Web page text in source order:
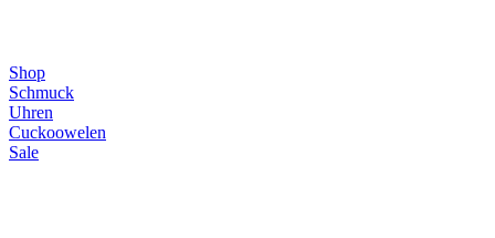
Shop
Schmuck
Uhren
Cuckoowelen
Sale